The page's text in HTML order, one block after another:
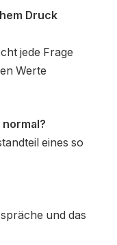
Druck
jede Frage
Werte
eines so
und das